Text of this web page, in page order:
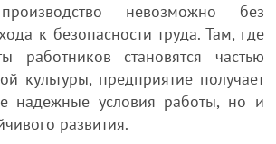
невозможно без
к безопасности труда. Там, где
работников становятся частью
культуры, предприятие получает
надежные условия работы, но и
развития.